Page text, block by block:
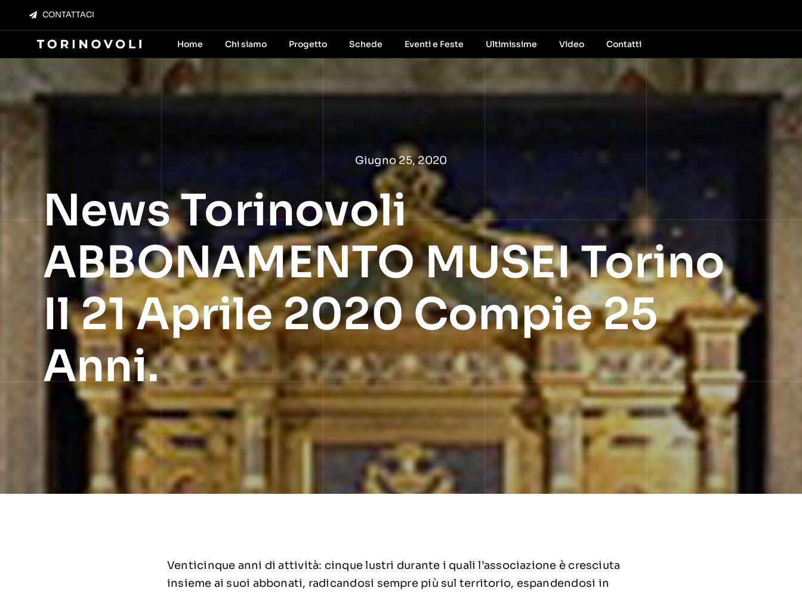
contenuto
CONTATTACI
Home Chi siamo Progetto Schede Eventi e Feste Ultimissime Video Contatti
Giugno 25, 2020
News Torinovoli
ABBONAMENTO MUSEI Torino
Il 21 Aprile 2020 Compie 25
Anni.
Venticinque anni di attività: cinque lustri durante i quali l’associazione è cresciuta
insieme ai suoi abbonati, radicandosi sempre più sul territorio, espandendosi in